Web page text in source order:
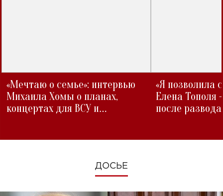
«Мечтаю о семье»: интервью
Михаила Хомы о планах,
концертах для ВСУ и
«Я позволила
Елена Тополя
после развода
ДОСЬЕ